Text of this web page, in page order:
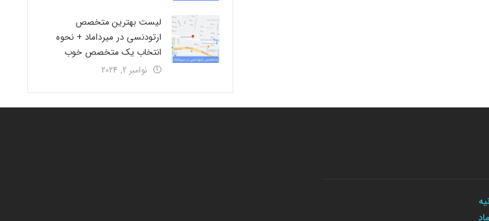
لیست بهترین متخصص
ارتودنسی در میرداماد + نحوه
انتخاب یک متخصص خوب
نوامبر 2, 2024